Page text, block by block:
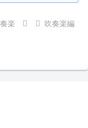
楽
吹奏楽編